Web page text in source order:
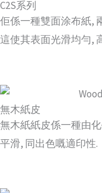
C2S系列
佢係一種雙面涂布紙,
這使其表面光滑均勻,
無木紙皮
無木紙紙皮係一種由
平滑, 同出色嘅適印性.